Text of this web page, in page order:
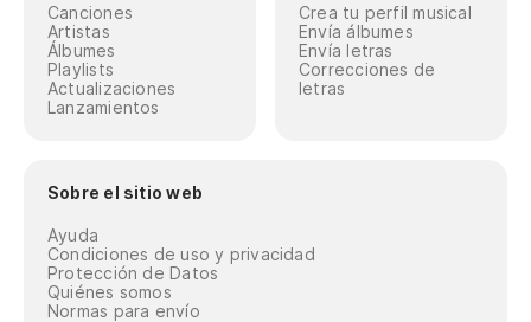
Canciones
Artistas
Álbumes
Playlists
Actualizaciones
Lanzamientos
Crea tu perfil musical
Envía álbumes
Envía letras
Correcciones de
letras
Sobre el sitio web
Ayuda
Condiciones de uso y privacidad
Protección de Datos
Quiénes somos
Normas para envío